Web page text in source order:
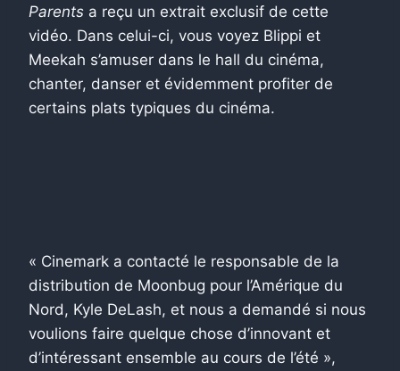
Parents a reçu un extrait exclusif de cette
vidéo. Dans celui-ci, vous voyez Blippi et
Meekah s’amuser dans le hall du cinéma,
chanter, danser et évidemment profiter de
certains plats typiques du cinéma.
« Cinemark a contacté le responsable de la
distribution de Moonbug pour l’Amérique du
Nord, Kyle DeLash, et nous a demandé si nous
voulions faire quelque chose d’innovant et
d’intéressant ensemble au cours de l’été »,